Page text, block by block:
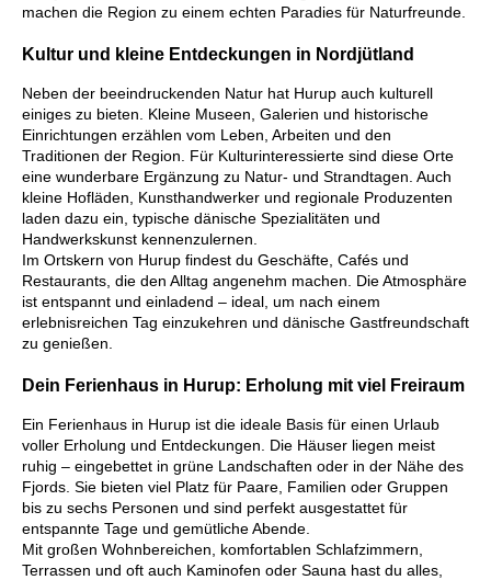
machen die Region zu einem echten Paradies für Naturfreunde.
Kultur und kleine Entdeckungen in Nordjütland
Neben der beeindruckenden Natur hat Hurup auch kulturell
einiges zu bieten. Kleine Museen, Galerien und historische
Einrichtungen erzählen vom Leben, Arbeiten und den
Traditionen der Region. Für Kulturinteressierte sind diese Orte
eine wunderbare Ergänzung zu Natur- und Strandtagen. Auch
kleine Hofläden, Kunsthandwerker und regionale Produzenten
laden dazu ein, typische dänische Spezialitäten und
Handwerkskunst kennenzulernen.
Im Ortskern von Hurup findest du Geschäfte, Cafés und
Restaurants, die den Alltag angenehm machen. Die Atmosphäre
ist entspannt und einladend – ideal, um nach einem
erlebnisreichen Tag einzukehren und dänische Gastfreundschaft
zu genießen.
Dein Ferienhaus in Hurup: Erholung mit viel Freiraum
Ein Ferienhaus in Hurup ist die ideale Basis für einen Urlaub
voller Erholung und Entdeckungen. Die Häuser liegen meist
ruhig – eingebettet in grüne Landschaften oder in der Nähe des
Fjords. Sie bieten viel Platz für Paare, Familien oder Gruppen
bis zu sechs Personen und sind perfekt ausgestattet für
entspannte Tage und gemütliche Abende.
Mit großen Wohnbereichen, komfortablen Schlafzimmern,
Terrassen und oft auch Kaminofen oder Sauna hast du alles,